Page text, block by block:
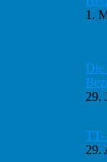
1.
Die
29.
TT-
29.